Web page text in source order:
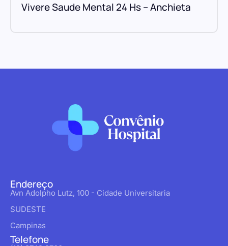
Vivere Saude Mental 24 Hs – Anchieta
Endereço
Avn Adolpho Lutz, 100 - Cidade Universitaria
SUDESTE
Campinas
Telefone